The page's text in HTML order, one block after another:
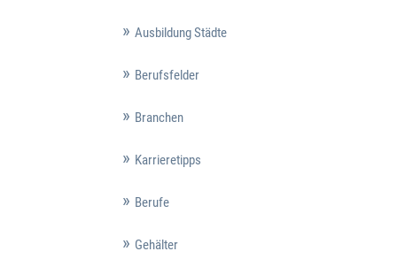
Ausbildung Städte
Berufsfelder
Branchen
Karrieretipps
Berufe
Gehälter